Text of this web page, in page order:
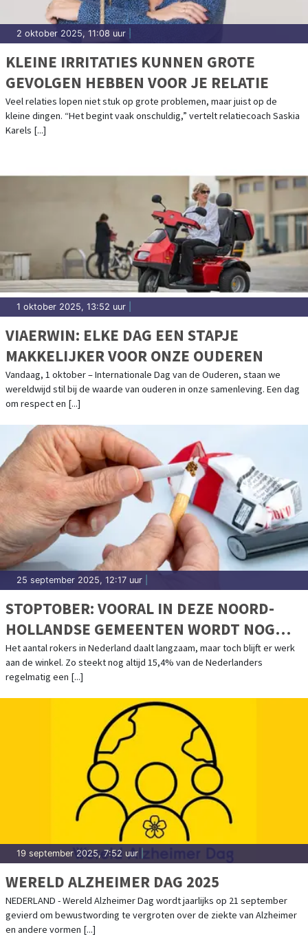
2 oktober 2025, 11:08 uur
KLEINE IRRITATIES KUNNEN GROTE
GEVOLGEN HEBBEN VOOR JE RELATIE
Veel relaties lopen niet stuk op grote problemen, maar juist op de
kleine dingen. “Het begint vaak onschuldig,” vertelt relatiecoach Saskia
Karels [...]
1 oktober 2025, 13:52 uur
VIAERWIN: ELKE DAG EEN STAPJE
MAKKELIJKER VOOR ONZE OUDEREN
Vandaag, 1 oktober – Internationale Dag van de Ouderen, staan we
wereldwijd stil bij de waarde van ouderen in onze samenleving. Een dag
om respect en [...]
25 september 2025, 12:17 uur
STOPTOBER: VOORAL IN DEZE NOORD-
HOLLANDSE GEMEENTEN WORDT NOG
VOLOP GEROOKT
Het aantal rokers in Nederland daalt langzaam, maar toch blijft er werk
aan de winkel. Zo steekt nog altijd 15,4% van de Nederlanders
regelmatig een [...]
19 september 2025, 7:52 uur
WERELD ALZHEIMER DAG 2025
NEDERLAND - Wereld Alzheimer Dag wordt jaarlijks op 21 september
gevierd om bewustwording te vergroten over de ziekte van Alzheimer
en andere vormen [...]